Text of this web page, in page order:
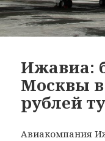
Ижавиа:
Москвы в
рублей
Авиакомпания